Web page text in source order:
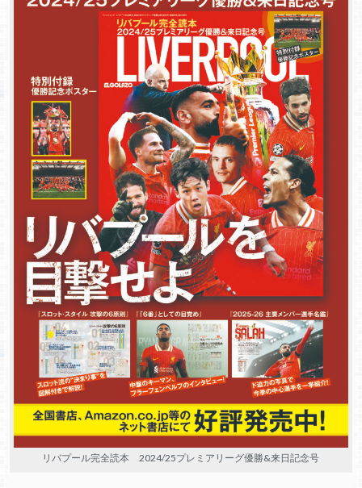
リバプール完全読本 2024/25プレミアリーグ優勝&来日記念号